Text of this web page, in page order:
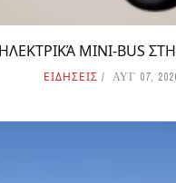
ΗΛΕΚΤΡΙΚΆ MINI-BUS
ΕΙΔΗΣΕΙΣ ΑΥΓ 07,